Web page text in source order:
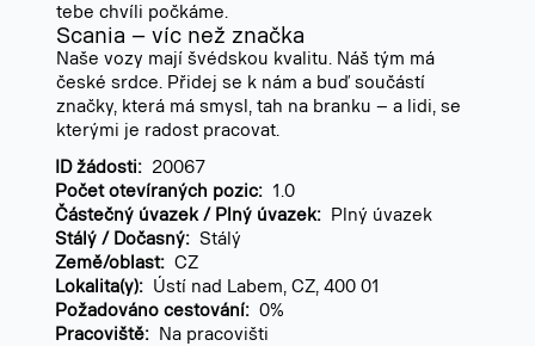
tebe chvíli počkáme.
Scania – víc než značka
Naše vozy mají švédskou kvalitu. Náš tým má
české srdce. Přidej se k nám a buď součástí
značky, která má smysl, tah na branku – a lidi, se
kterými je radost pracovat.
ID žádosti: 20067
Počet otevíraných pozic: 1.0
Částečný úvazek / Plný úvazek: Plný úvazek
Stálý / Dočasný: Stálý
Země/oblast: CZ
Lokalita(y): Ústí nad Labem, CZ, 400 01
Požadováno cestování: 0%
Pracoviště: Na pracovišti